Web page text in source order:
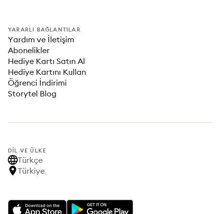
YARARLI BAĞLANTILAR
Yardım ve İletişim
Abonelikler
Hediye Kartı Satın Al
Hediye Kartını Kullan
Öğrenci İndirimi
Storytel Blog
DIL VE ÜLKE
Türkçe
Türkiye